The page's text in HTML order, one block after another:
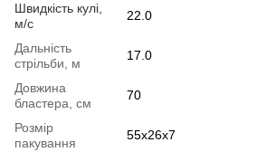
Швидкість кулі,
м/с
22.0
Дальність
стрільби, м
17.0
Довжина
бластера, см
70
Розмір
пакування
55x26x7